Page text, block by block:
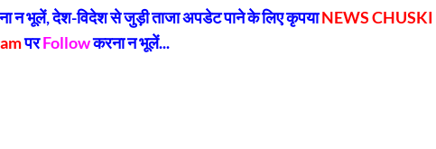
भूलें, देश-विदेश से जुड़ी ताजा अपडेट पाने के लिए कृपयाNEWS CHUSKI
परFollowकरना न भूलें...